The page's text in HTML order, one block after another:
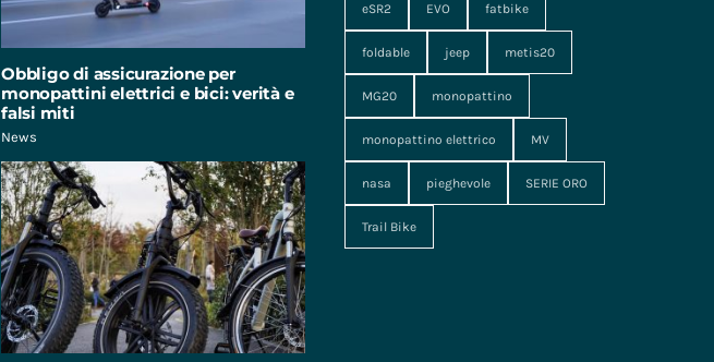
Obbligo di assicurazione per
monopattini elettrici e bici: verità e
falsi miti
News
eSR2 EVO fatbike
foldable jeep metis20
MG20 monopattino
monopattino elettrico MV
nasa pieghevole SERIE ORO
Trail Bike